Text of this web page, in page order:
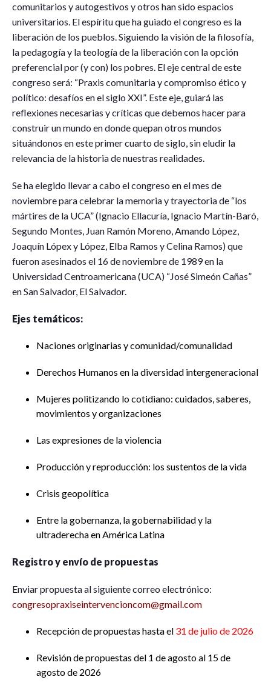
comunitarios y autogestivos y otros han sido espacios
universitarios. El espíritu que ha guiado el congreso es la
liberación de los pueblos. Siguiendo la visión de la filosofía,
la pedagogía y la teología de la liberación con la opción
preferencial por (y con) los pobres. El eje central de este
congreso será: “Praxis comunitaria y compromiso ético y
político: desafíos en el siglo XXI”. Este eje, guiará las
reflexiones necesarias y críticas que debemos hacer para
construir un mundo en donde quepan otros mundos
situándonos en este primer cuarto de siglo, sin eludir la
relevancia de la historia de nuestras realidades.
Se ha elegido llevar a cabo el congreso en el mes de
noviembre para celebrar la memoria y trayectoria de “los
mártires de la UCA” (Ignacio Ellacuría, Ignacio Martín-Baró,
Segundo Montes, Juan Ramón Moreno, Amando López,
Joaquín Lópex y López, Elba Ramos y Celina Ramos) que
fueron asesinados el 16 de noviembre de 1989 en la
Universidad Centroamericana (UCA) “José Simeón Cañas”
en San Salvador, El Salvador.
Ejes temáticos:
Naciones originarias y comunidad/comunalidad
Derechos Humanos en la diversidad intergeneracional
Mujeres politizando lo cotidiano: cuidados, saberes,
movimientos y organizaciones
Las expresiones de la violencia
Producción y reproducción: los sustentos de la vida
Crisis geopolítica
Entre la gobernanza, la gobernabilidad y la
ultraderecha en América Latina
Registro y envío de propuestas
Enviar propuesta al siguiente correo electrónico:
congresopraxiseintervencioncom@gmail.com
Recepción de propuestas hasta el 31 de julio de 2026
Revisión de propuestas del 1 de agosto al 15 de
agosto de 2026